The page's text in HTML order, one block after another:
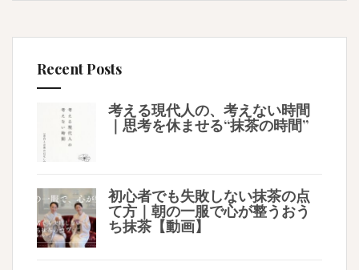
Recent Posts
考える現代人の、考えない時間
｜思考を休ませる“抹茶の時間”
初心者でも失敗しない抹茶の点
て方｜朝の一服で心が整うおう
ち抹茶【動画】